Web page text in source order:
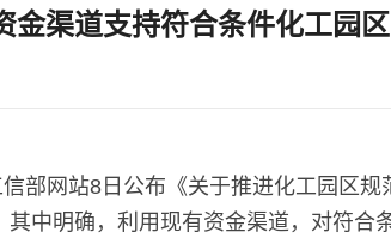
金渠道支持符合条件化工园
网站8日公布《关于推进化工园区规
中明确，利用现有资金渠道，对符合